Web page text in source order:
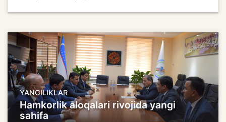
YANGILIKLAR
Hamkorlik aloqalari rivojida yangi
sahifa